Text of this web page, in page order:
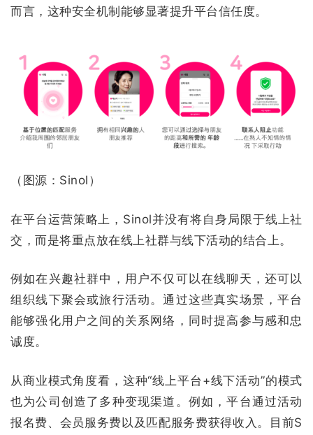
而言，这种安全机制能够显著提升平台信任度。
（图源：Sinol）
在平台运营策略上，Sinol并没有将自身局限于线上社
交，而是将重点放在线上社群与线下活动的结合上。
例如在兴趣社群中，用户不仅可以在线聊天，还可以
组织线下聚会或旅行活动。通过这些真实场景，平台
能够强化用户之间的关系网络，同时提高参与感和忠
诚度。
从商业模式角度看，这种“线上平台+线下活动”的模式
也为公司创造了多种变现渠道。例如，平台通过活动
报名费、会员服务费以及匹配服务费获得收入。目前S